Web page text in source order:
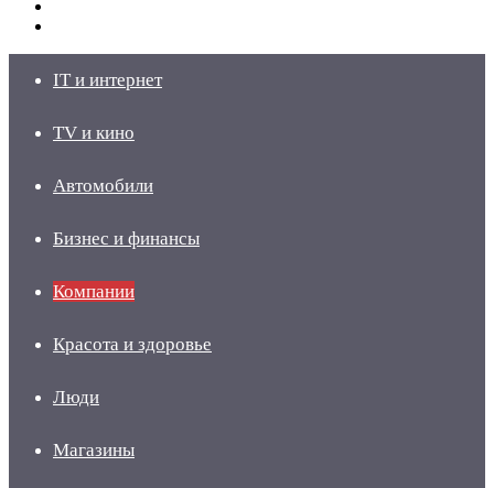
IT и интернет
TV и кино
Автомобили
Бизнес и финансы
Компании
Красота и здоровье
Люди
Магазины